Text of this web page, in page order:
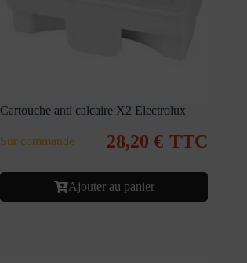
Cartouche anti calcaire X2 Electrolux
Sur commande 28,20 € TTC
Ajouter au panier